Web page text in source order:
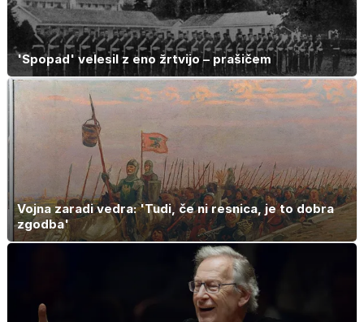
'Spopad' velesil z eno žrtvijo – prašičem
Vojna zaradi vedra: 'Tudi, če ni resnica, je to dobra
zgodba'